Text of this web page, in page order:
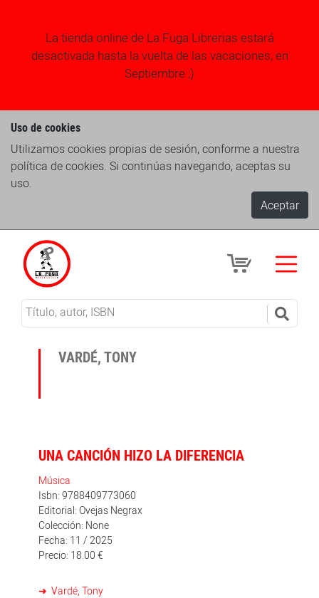
La tienda online de La Fuga Librerias estará
desactivada hasta la vuelta de las vacaciones, en
Septiembre ;)
Uso de cookies
Utilizamos cookies propias de sesión, conforme a nuestra
política de cookies. Si continúas navegando, aceptas su
uso.
Aceptar
VARDÉ, TONY
UNA CANCIÓN HIZO LA DIFERENCIA
Música
Isbn: 9788409773060
Editorial: Ovejas Negrax
Colección: None
Fecha: 11 / 2025
Precio: 18.00 €
Vardé, Tony